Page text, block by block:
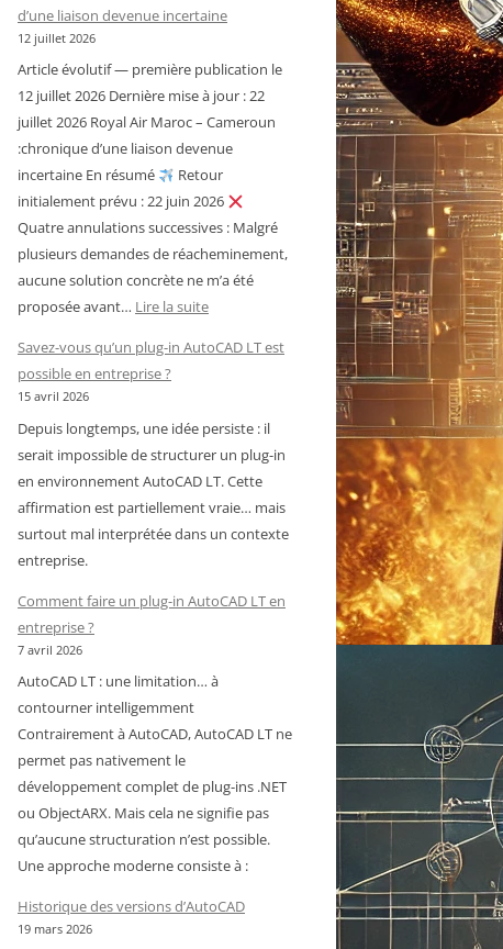
d’une liaison devenue incertaine
12 juillet 2026
Article évolutif — première publication le
12 juillet 2026 Dernière mise à jour : 22
juillet 2026 Royal Air Maroc – Cameroun
:chronique d’une liaison devenue
incertaine En résumé
Retour
initialement prévu : 22 juin 2026
Quatre annulations successives : Malgré
plusieurs demandes de réacheminement,
aucune solution concrète ne m’a été
proposée avant… Lire la suite:
Air
Cameroun
:
chronique
d’une
liaison
incertaine
Savez-vous qu’un plug-in AutoCAD LT est
possible en entreprise ?
15 avril 2026
Depuis longtemps, une idée persiste : il
serait impossible de structurer un plug-in
en environnement AutoCAD LT. Cette
affirmation est partiellement vraie… mais
surtout mal interprétée dans un contexte
entreprise.
Comment faire un plug-in AutoCAD LT en
entreprise ?
7 avril 2026
AutoCAD LT : une limitation… à
contourner intelligemment
Contrairement à AutoCAD, AutoCAD LT ne
permet pas nativement le
développement complet de plug-ins .NET
ou ObjectARX. Mais cela ne signifie pas
qu’aucune structuration n’est possible.
Une approche moderne consiste à :
Historique des versions d’AutoCAD
19 mars 2026